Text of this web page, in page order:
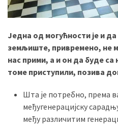
Једна од могућности је и
земљиште, привремено, не
нас прими, а и он да буде
томе приступили, позива
Шта је потребно, према
међугенерацијску
међу различитим